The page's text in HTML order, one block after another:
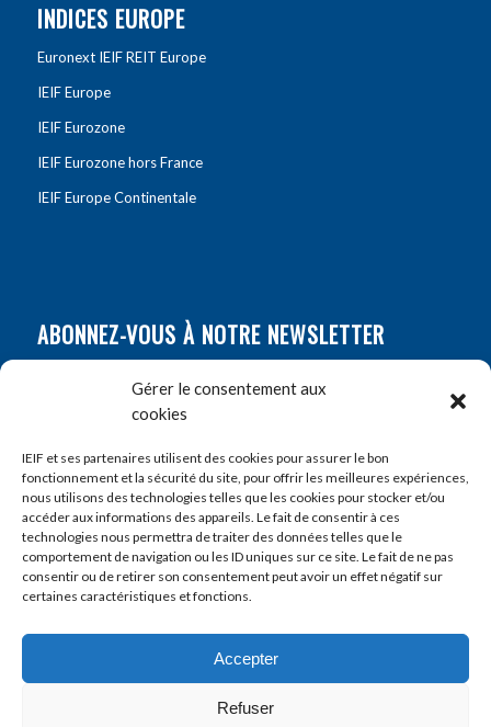
Gérer le consentement aux
cookies
IEIF et ses partenaires utilisent des cookies pour assurer le bon
fonctionnement et la sécurité du site, pour offrir les meilleures expériences,
nous utilisons des technologies telles que les cookies pour stocker et/ou
accéder aux informations des appareils. Le fait de consentir à ces
technologies nous permettra de traiter des données telles que le
comportement de navigation ou les ID uniques sur ce site. Le fait de ne pas
consentir ou de retirer son consentement peut avoir un effet négatif sur
certaines caractéristiques et fonctions.
Accepter
Refuser
INDICES EUROPE
Euronext IEIF REIT Europe
IEIF Europe
IEIF Eurozone
IEIF Eurozone hors France
IEIF Europe Continentale
ABONNEZ-VOUS À NOTRE NEWSLETTER
Prénom*
E-mail*